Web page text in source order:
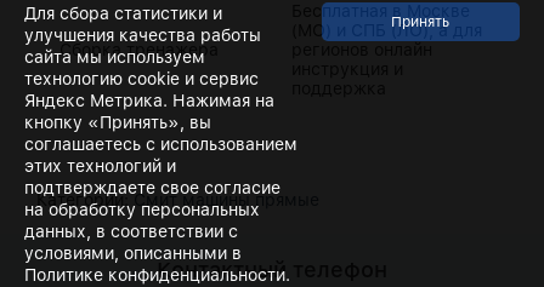
Сборка тренажера
Бесплатная в Москве
(МО) и СПБ (ЛО), а для
Категории:Смит машины прямые
Контактный телефон
Для сбора статистики и
улучшения качества работы
сайта мы используем
технологию cookie и сервис
Яндекс Метрика. Нажимая на
кнопку «Принять», вы
соглашаетесь с использованием
этих технологий и
подтверждаете свое согласие
на обработку персональных
данных, в соответствии с
условиями, описанными в
Политике конфиденциальности.